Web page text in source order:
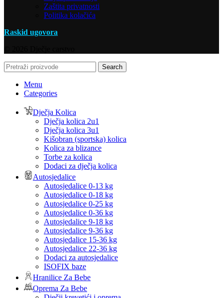
Zaštita privatnosti
Politika kolačića
Raskid ugovora
Search
Menu
Categories
Dječja Kolica
Dječja kolica 2u1
Dječja kolica 3u1
Kišobran (sportska) kolica
Kolica za blizance
Torbe za kolica
Dodaci za dječja kolica
Autosjedalice
Autosjedalice 0-13 kg
Autosjedalice 0-18 kg
Autosjedalice 0-25 kg
Autosjedalice 0-36 kg
Autosjedalice 9-18 kg
Autosjedalice 9-36 kg
Autosjedalice 15-36 kg
Autosjedalice 22-36 kg
Dodaci za autosjedalice
ISOFIX baze
Hranilice Za Bebe
Oprema Za Bebe